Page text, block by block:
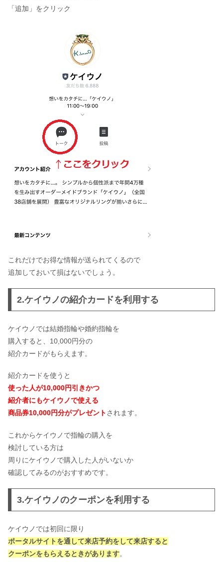
「追加」をクリック
これだけでお得な情報が送られてくるので
追加しておいて損はないでしょう。
2.ケイウノの紹介カードを利用する
ケイウノでは結婚指輪や婚約指輪を
購入すると、10,000円分の
紹介カードがもらえます。
紹介カードを使うと
使った人が10,000円引きかつ
紹介者にもケイウノで使える
商品券10,000円分がプレゼント されます。
これからケイウノで指輪の購入を
検討している方は
周りにケイウノで購入した人がいないか
確認してみるのがおすすめです。
3.ケイウノのクーポンを利用する
ケイウノでは初回に限り
ポータルサイトを通して来店予約をして来店すると
クーポンをもらえるときがあります。